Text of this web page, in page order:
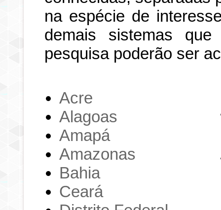
na espécie de
demais sistemas
pesquisa poderão ser
Acre
Alagoas
Amapá
Amazonas
Bahia
Ceará